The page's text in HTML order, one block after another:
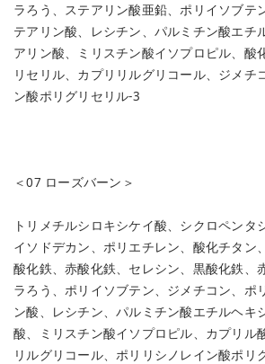
ラろう、ステアリン酸亜鉛、ポリイソブテ
テアリン酸、レシチン、パルミチン酸エチ
アリン酸、ミリスチン酸イソプロピル、酸
リセリル、カプリリルグリコール、ジメチ
ン酸ポリグリセリル-3
＜07 ローズバーン＞
トリメチルシロキシケイ酸、シクロペンタ
イソドデカン、ポリエチレン、酸化チタン
酸化鉄、赤酸化鉄、セレシン、黒酸化鉄、
ラろう、ポリイソブテン、ジメチコン、ポ
ン酸、レシチン、パルミチン酸エチルヘキ
酸、ミリスチン酸イソプロピル、カプリル
リルグリコール、ポリリシノレイン酸ポリ